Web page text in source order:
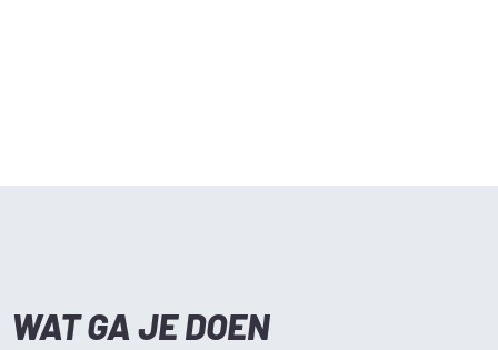
WAT GA JE DOEN